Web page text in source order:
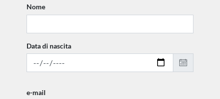
Nome
Data di nascita
e-mail